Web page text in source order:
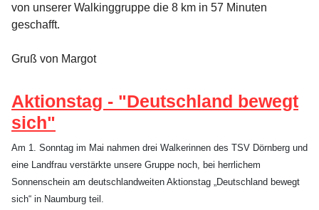
von unserer Walkinggruppe die 8 km in 57 Minuten
geschafft.
Gruß von Margot
Aktionstag - "Deutschland bewegt
sich"
Am 1. Sonntag im Mai nahmen drei Walkerinnen des TSV Dörnberg und
eine Landfrau verstärkte unsere Gruppe noch, bei herrlichem
Sonnenschein am deutschlandweiten Aktionstag „Deutschland bewegt
sich“ in Naumburg teil.